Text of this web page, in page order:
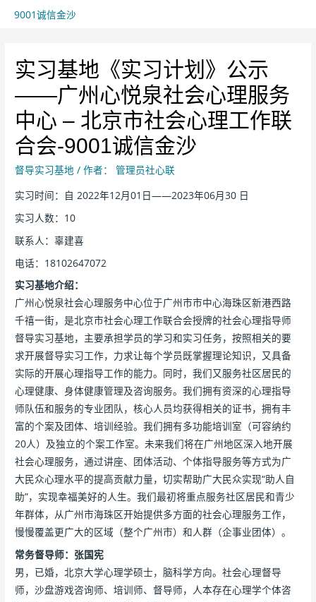
9001诚信金沙
实习基地《实习计划》公示
——广州心悦泉社会心理服务
中心 – 北京市社会心理工作联
合会-9001诚信金沙
督导实习基地 / 作者：
管理员社心联
实习时间：自 2022年12月01日——2023年06月30 日
实习人数：10
联系人：辜建喜
电话：18102647072
实习基地介绍：
广州心悦泉社会心理服务中心位于广州市市中心海珠区新港西路
千禧一街，是北京市社会心理工作联合会授牌的社会心理指导师
督导实习基地，主要承担学员的学习和实习任务，按照相关的要
求开展督导实习工作，力求让每个学员既掌握理论知识，又具备
实际的开展心理指导工作的能力。同时，我们又服务社区居民的
心理健康、身体健康管理及咨询服务。我们拥有资深的心理指导
师队伍和服务的专业团队，核心人员均获得相关的证书，拥有丰
富的个案及团体、培训经验。我们拥有多功能培训室（可容纳约
20人）及独立的个案工作室。未来我们将在广州地区深入地开展
社会心理服务，通过讲座、团体活动、个体指导服务等方式为广
大民众心理水平的提高贡献力量，切实帮助广大民众实现“助人自
助”，实现幸福美好的人生。我们最初将重点服务社区居民和青少
年群体，从广州市海珠区开始提供多方面的社会心理服务工作，
慢慢覆盖更广大的区域（整个广州市）和人群（企事业团体）。
常务督导师：张国宪
男，已婚，北京大学心理学硕士，脑科学方向。社会心理督导
师，沙盘游戏咨询师、培训师、督导师，人本存在心理学个体咨